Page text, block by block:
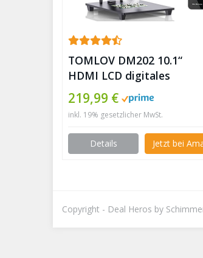
TOMLOV DM202 10.1“
HDMI LCD digitales
Mikroskop mit 10″
Verlängerungsständer,
16MP Münzmikroskop mit
Bildschirm für
Erwachsene|Löten,
219,99 €
inkl. 19% gesetzlicher MwSt.
Details Jetzt bei
Copyright - Deal Heros by